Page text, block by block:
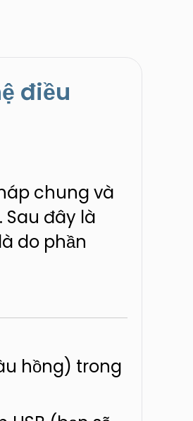
điều
chung và
Sau đây là
do phần
hồng) trong